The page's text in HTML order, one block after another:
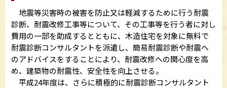
地震等災害時の被害を防止又は軽減するために行う耐震
診断、耐震改修工事等について、その工事等を行う者に対し
費用の一部を助成するとともに、木造住宅を対象に無料で
耐震診断コンサルタントを派遣し、簡易耐震診断や耐震へ
のアドバイスをすることにより、耐震改修への関心度を高
め、建築物の耐震性、安全性を向上させる。
平成24年度は、さらに積極的に耐震診断コンサルタント